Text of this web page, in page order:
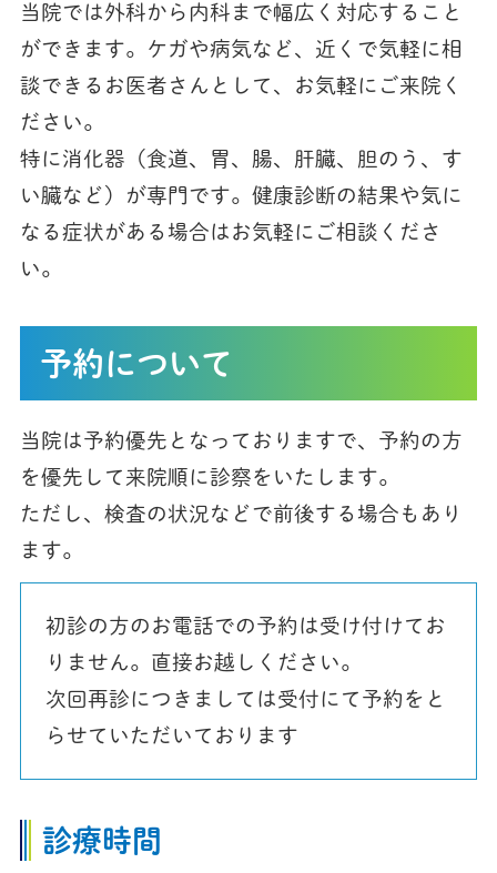
当院では外科から内科まで幅広く対応すること
ができます。ケガや病気など、近くで気軽に相
談できるお医者さんとして、お気軽にご来院く
ださい。
特に消化器（食道、胃、腸、肝臓、胆のう、す
い臓など）が専門です。健康診断の結果や気に
なる症状がある場合はお気軽にご相談くださ
い。
予約について
当院は予約優先となっておりますで、予約の方
を優先して来院順に診察をいたします。
ただし、検査の状況などで前後する場合もあり
ます。
初診の方のお電話での予約は受け付けてお
りません。直接お越しください。
次回再診につきましては受付にて予約をと
らせていただいております
診療時間